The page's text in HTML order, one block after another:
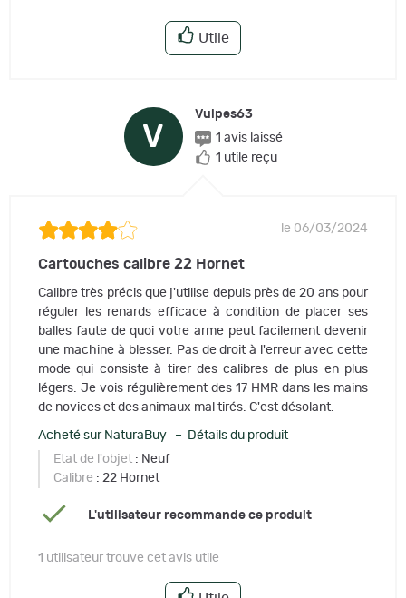
Utile
V
Vulpes63
1 avis laissé
1 utile reçu
le 06/03/2024
Cartouches calibre 22 Hornet
Calibre très précis que j'utilise depuis près de 20 ans pour
réguler les renards efficace à condition de placer ses
balles faute de quoi votre arme peut facilement devenir
une machine à blesser. Pas de droit à l'erreur avec cette
mode qui consiste à tirer des calibres de plus en plus
légers. Je vois régulièrement des 17 HMR dans les mains
de novices et des animaux mal tirés. C'est désolant.
Acheté sur NaturaBuy – Détails du produit
Etat de l'objet : Neuf
Calibre : 22 Hornet
L'utilisateur recommande ce produit
1 utilisateur trouve cet avis utile